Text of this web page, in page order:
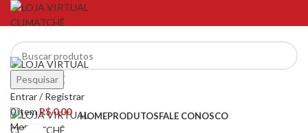
NO PIX TEM DESCONTO
NO PIX TEM DESCONTO
Pesquisar
Entrar / Registrar
0itemR$0,00
Menu
HOMEPRODUTOSFALE CONOSCO